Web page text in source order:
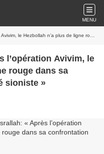
MENU
de ligne rouge dans sa confrontation avec l’entité sioniste »
l’opération Avivim, le
rouge dans sa
sioniste »